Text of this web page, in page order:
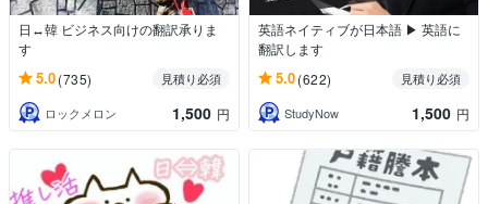
日↔韓 ビジネス向けの翻訳承りま
す
5.0(735)
見積り必須
ロックメロン
1,500 円
英語ネイティブが日本語 ▶ 英語に
翻訳します
5.0(622)
見積り必須
StudyNow
1,500 円